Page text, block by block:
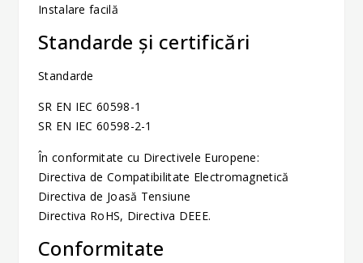
Instalare facilă
Standarde și certificări
Standarde
SR EN IEC 60598-1
SR EN IEC 60598-2-1
În conformitate cu Directivele Europene:
Directiva de Compatibilitate Electromagnetică
Directiva de Joasă Tensiune
Directiva RoHS, Directiva DEEE.
Conformitate